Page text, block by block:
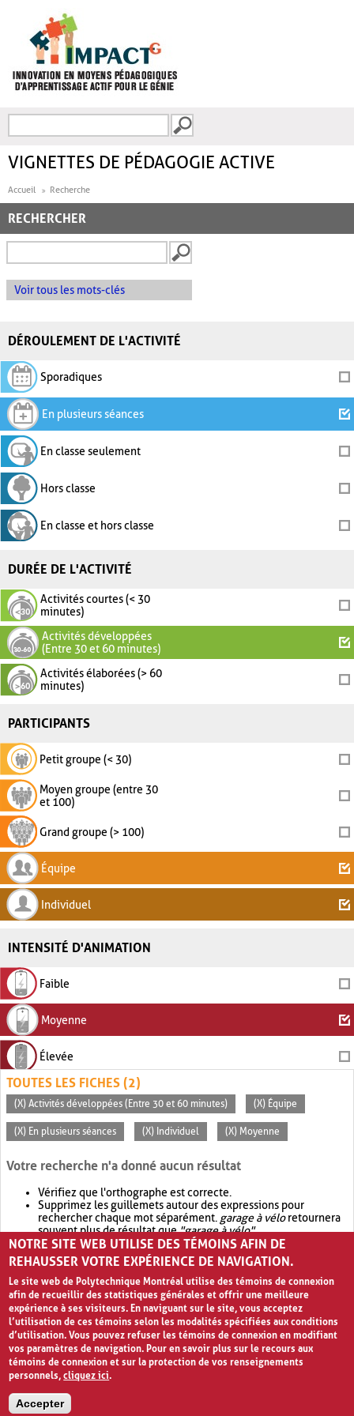
FORMULAIRE DE
VIGNETTES DE PÉDAGOGIE ACTIVE
Accueil Recherche
RECHERCHER
Voir tous les mots-clés
DÉROULEMENT DE L'ACTIVITÉ
Sporadiques
En plusieurs séances
En classe seulement
Hors classe
En classe et hors classe
DURÉE DE L'ACTIVITÉ
Activités courtes (< 30
minutes)
Activités développées
(Entre 30 et 60 minutes)
Activités élaborées (> 60
minutes)
PARTICIPANTS
Petit groupe (< 30)
Moyen groupe (entre 30
et 100)
Grand groupe (> 100)
Équipe
Individuel
INTENSITÉ D'ANIMATION
Faible
Moyenne
Élevée
TOUTES LES FICHES (2)
(X) Activités développées (Entre 30 et 60 minutes) (X) Équipe
(X) En plusieurs séances (X) Individuel (X) Moyenne
Votre recherche n'a donné aucun résultat
Vérifiez que l'orthographe est correcte.
Supprimez les guillemets autour des expressions pour
rechercher chaque mot séparément. garage à véloretournera
souvent plus de résultat que"garage à vélo".
Envisagez d'élargir votre recherche avec OR.garage OR vélo
retournera souvent plus de résultat quegarage à vélo
NOTRE SITE WEB UTILISE DES TÉMOINS AFIN DE
REHAUSSER VOTRE EXPÉRIENCE DE NAVIGATION.
Le site web de Polytechnique Montréal utilise des témoins de connexion
afin de recueillir des statistiques générales et offrir une meilleure
expérience à ses visiteurs. En naviguant sur le site, vous acceptez
l’utilisation de ces témoins selon les modalités spécifiées aux conditions
d’utilisation. Vous pouvez refuser les témoins de connexion en modifiant
vos paramètres de navigation. Pour en savoir plus sur le recours aux
témoins de connexion et sur la protection de vos renseignements
personnels,cliquez ici.
Accepter